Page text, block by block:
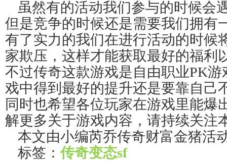
虽然有的活动我们参与的时候会
但是竞争的时候还是需要我们拥有
有了实力的我们在进行活动的时候
家欺压，这样才能获取最好的福利
不过传奇这款游戏是自由职业PK
戏中得到最好的提升还是要靠自己
同时也希望各位玩家在游戏里能爆
解更多关于游戏内容，请持续关注
本文由小编芮乔传奇财富金猪活
标签：传奇变态sf